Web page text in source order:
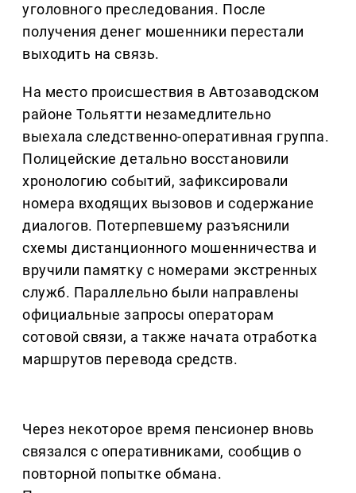
уголовного преследования. После
получения денег мошенники перестали
выходить на связь.
На место происшествия в Автозаводском
районе Тольятти незамедлительно
выехала следственно-оперативная группа.
Полицейские детально восстановили
хронологию событий, зафиксировали
номера входящих вызовов и содержание
диалогов. Потерпевшему разъяснили
схемы дистанционного мошенничества и
вручили памятку с номерами экстренных
служб. Параллельно были направлены
официальные запросы операторам
сотовой связи, а также начата отработка
маршрутов перевода средств.
Через некоторое время пенсионер вновь
связался с оперативниками, сообщив о
повторной попытке обмана.